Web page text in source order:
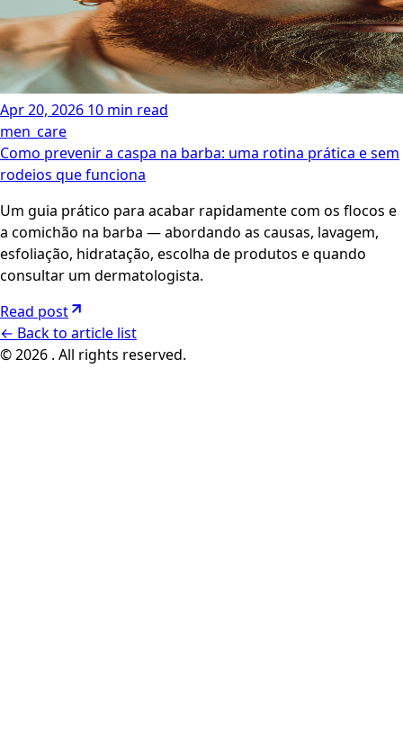
Apr 20, 2026 10 min read
men_care
Como prevenir a caspa na barba: uma rotina prática e sem
rodeios que funciona
Um guia prático para acabar rapidamente com os flocos e
a comichão na barba — abordando as causas, lavagem,
esfoliação, hidratação, escolha de produtos e quando
consultar um dermatologista.
Read post
← Back to article list
© 2026 . All rights reserved.